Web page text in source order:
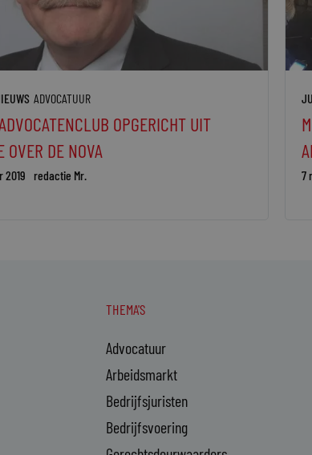
ADVOCATUUR
OPGERICHT UIT
OVER DE NOVA
2019 redactie Mr. 7
THEMA'S
Advocatuur
Arbeidsmarkt
Bedrijfsjuristen
Bedrijfsvoering